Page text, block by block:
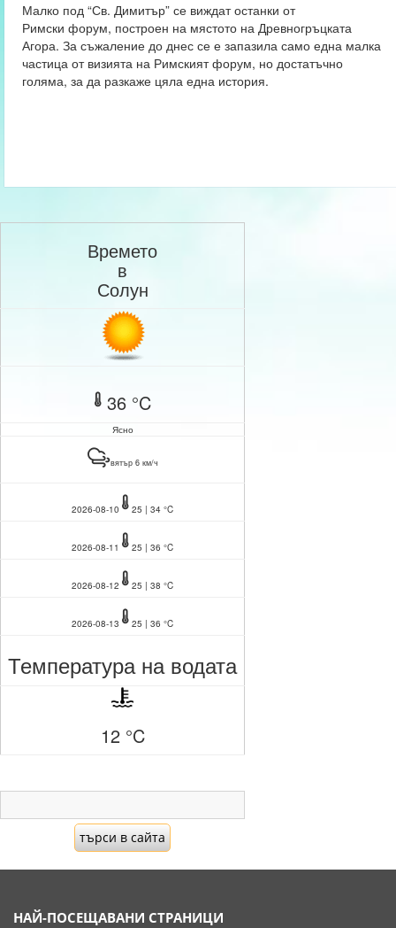
Малко под “Св. Димитър” се виждат останки от
Римски форум, построен на мястото на Древногръцката
Агора. За съжаление до днес се е запазила само една малка
частица от визията на Римският форум, но достатъчно
голяма, за да разкаже цяла една история.
Времето
в
Солун
36 °C
Ясно
вятър 6 км/ч
2026-08-10 25 | 34 °C
2026-08-11 25 | 36 °C
2026-08-12 25 | 38 °C
2026-08-13 25 | 36 °C
Температура на водата
12 °C
НАЙ-ПОСЕЩАВАНИ СТРАНИЦИ